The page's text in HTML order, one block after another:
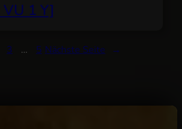
1 Y]
3 … 5 Nächste Seite →